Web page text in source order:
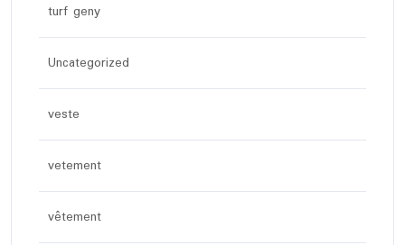
turf geny
Uncategorized
veste
vetement
vêtement